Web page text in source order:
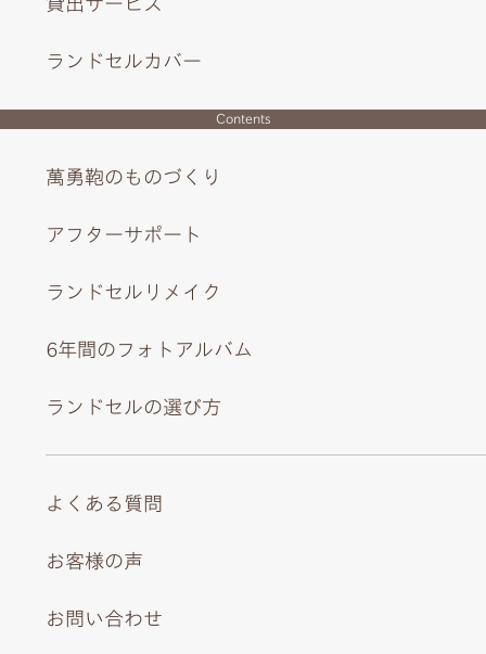
心ときめくアクセサリーのようなチャームとかぶせ裏のピ
ランドセルカバー
Contents
萬勇鞄のものづくり
アフターサポート
ランドセルリメイク
6年間のフォトアルバム
ランドセルの選び方
よくある質問
お客様の声
お問い合わせ